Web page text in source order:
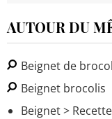
AUTOUR DU
Beignet de
Beignet brocolis
Beignet>